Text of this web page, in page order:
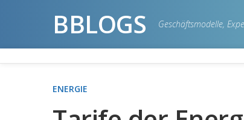
BBLOGS Geschäftsmodelle,
ENERGIE